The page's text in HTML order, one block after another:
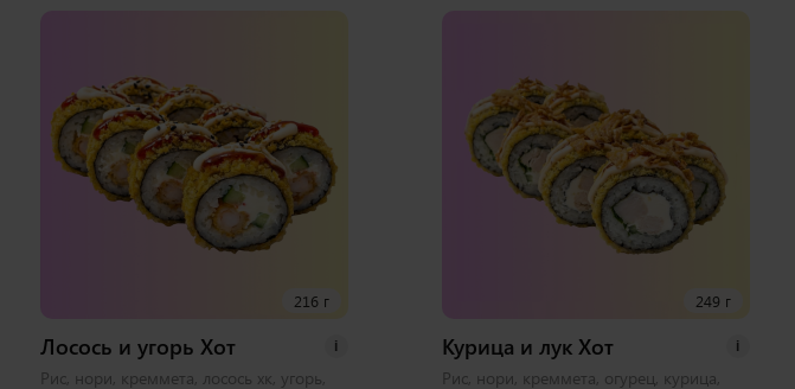
216 г
Лосось и угорь Хот i
Рис, нори, креммета, лосось хк, угорь,
249 г
Курица и лук Хот i
Рис, нори, креммета, огурец, курица,